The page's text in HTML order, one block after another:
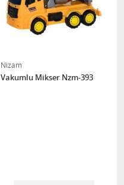
Nizam
Vakumlu Mikser Nzm-393